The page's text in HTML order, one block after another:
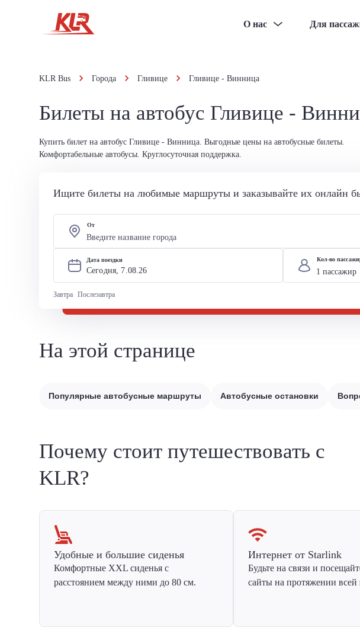
О нас Для
KLR Bus Города Гливице Гливице - Винница
Билеты на автобус Гливице -
Купить билет на автобус Гливице - Винница. Выгодные цены на автобусные билеты.
Комфортабельные автобусы. Круглосуточная поддержка.
Ищите билеты на любимые маршруты и заказывайте их онлайн
От
Дата поездки
Сегодня, 7.08.26
Завтра Послезавтра
Кол-во
На этой странице
Популярные автобусные маршруты Автобусные остановки
Почему стоит путешествовать с
KLR?
Удобные и большие сиденья
Комфортные XXL сиденья с
расстоянием между ними до 80 см.
Интернет от Starlink
Будьте на связи и
сайты на протяжении всей